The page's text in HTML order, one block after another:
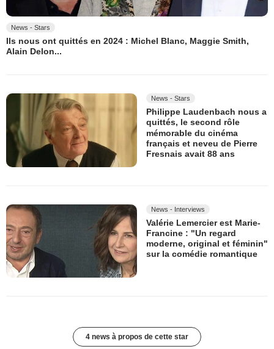
News - Stars
Ils nous ont quittés en 2024 : Michel Blanc, Maggie Smith,
Alain Delon...
News - Stars
Philippe Laudenbach nous a
quittés, le second rôle
mémorable du cinéma
français et neveu de Pierre
Fresnais avait 88 ans
News - Interviews
Valérie Lemercier est Marie-
Francine : "Un regard
moderne, original et féminin"
sur la comédie romantique
4 news à propos de cette star